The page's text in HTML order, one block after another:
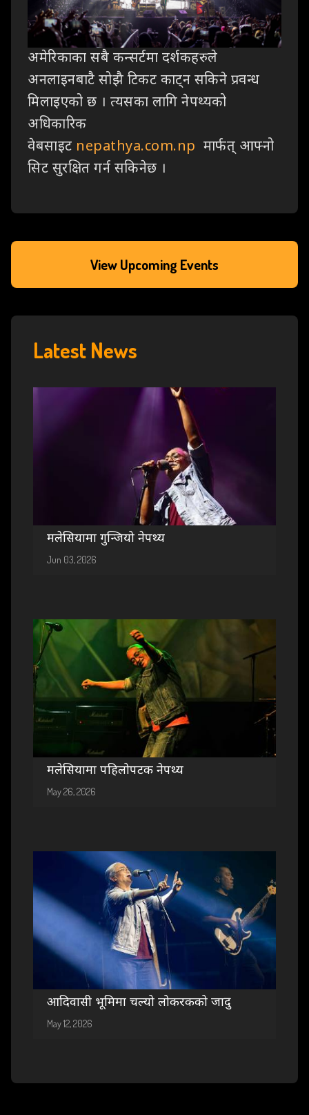
अमेरिकाका सबै कन्सर्टमा दर्शकहरुले
अनलाइनबाटै सोझै टिकट काट्न सकिने प्रवन्ध
मिलाइएको छ । त्यसका लागि नेपथ्यको
अधिकारिक
वेबसाइट nepathya.com.np मार्फत् आफ्नो
सिट सुरक्षित गर्न सकिनेछ ।
View Upcoming Events
Latest News
मलेसियामा गुन्जियो नेपथ्य
Jun 03, 2026
मलेसियामा पहिलोपटक नेपथ्य
May 26, 2026
आदिवासी भूमिमा चल्यो लोकरकको जादु
May 12, 2026